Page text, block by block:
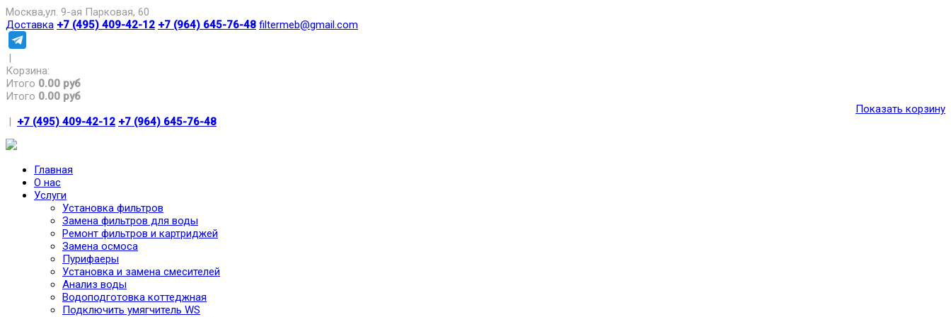
Москва,ул. 9-ая Парковая, 60
Доставка +7 (495) 409-42-12 +7 (964) 645-76-48 filtermeb@gmail.com
|
Корзина:
Итого 0.00 руб
Итого 0.00 руб
Показать корзину
| +7 (495) 409-42-12 +7 (964) 645-76-48
Главная
О нас
Услуги
Установка фильтров
Замена фильтров для воды
Ремонт фильтров и картриджей
Замена осмоса
Пурифаеры
Установка и замена смесителей
Анализ воды
Водоподготовка коттеджная
Подключить умягчитель WS